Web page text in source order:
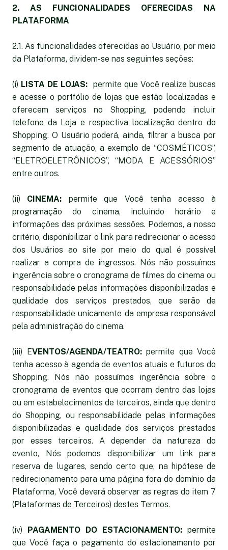
2. AS FUNCIONALIDADES OFERECIDAS NA
PLATAFORMA
2.1. As funcionalidades oferecidas ao Usuário, por meio
da Plataforma, dividem-se nas seguintes seções:
(i) LISTA DE LOJAS: permite que Você realize buscas
e acesse o portfólio de lojas que estão localizadas e
oferecem serviços no Shopping, podendo incluir
telefone da Loja e respectiva localização dentro do
Shopping. O Usuário poderá, ainda, filtrar a busca por
segmento de atuação, a exemplo de “COSMÉTICOS”,
“ELETROELETRÔNICOS”, “MODA E ACESSÓRIOS”
entre outros.
(ii) CINEMA: permite que Você tenha acesso à
programação do cinema, incluindo horário e
informações das próximas sessões. Podemos, a nosso
critério, disponibilizar o link para redirecionar o acesso
dos Usuários ao site por meio do qual é possível
realizar a compra de ingressos. Nós não possuímos
ingerência sobre o cronograma de filmes do cinema ou
responsabilidade pelas informações disponibilizadas e
qualidade dos serviços prestados, que serão de
responsabilidade unicamente da empresa responsável
pela administração do cinema.
(iii) EVENTOS/AGENDA/TEATRO:permite que Você
tenha acesso à agenda de eventos atuais e futuros do
Shopping. Nós não possuímos ingerência sobre o
cronograma de eventos que ocorram dentro das lojas
ou em estabelecimentos de terceiros, ainda que dentro
do Shopping, ou responsabilidade pelas informações
disponibilizadas e qualidade dos serviços prestados
por esses terceiros. A depender da natureza do
evento, Nós podemos disponibilizar um link para
reserva de lugares, sendo certo que, na hipótese de
redirecionamento para uma página fora do domínio da
Plataforma, Você deverá observar as regras do item 7
(Plataformas de Terceiros) destes Termos.
(iv) PAGAMENTO DO ESTACIONAMENTO: permite
que Você faça o pagamento do estacionamento por